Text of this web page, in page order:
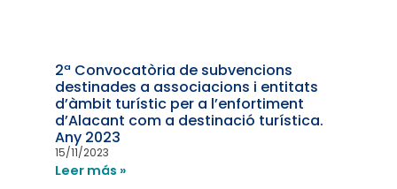
2ª Convocatòria de subvencions
destinades a associacions i entitats
d’àmbit turístic per a l’enfortiment
d’Alacant com a destinació turística.
Any 2023
15/11/2023
Leer más »